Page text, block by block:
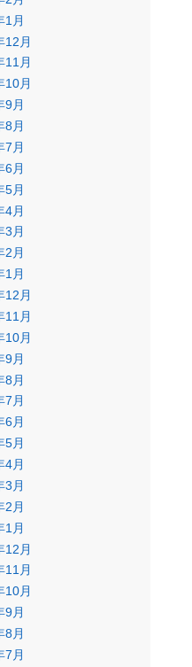
1月
12月
11月
10月
9月
8月
7月
6月
5月
4月
3月
2月
1月
12月
11月
10月
9月
8月
7月
6月
5月
4月
3月
2月
1月
12月
11月
10月
9月
8月
7月